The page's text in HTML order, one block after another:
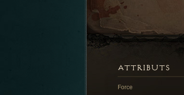
ATTRIBUTS
Force